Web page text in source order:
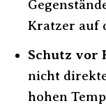
Kratzer auf
Schutz vor
nicht
hohen